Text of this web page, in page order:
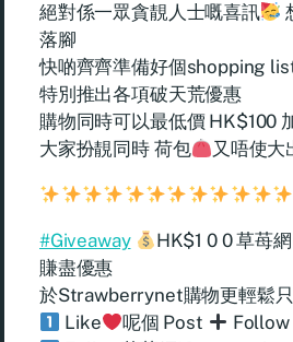
絕對係一眾貪靚人士嘅喜訊
落腳
快啲齊齊準備好個shopping
特別推出各項破天荒優惠
購物同時可以最低價 HK$100
大家扮靚同時 荷包
又唔使大
#Giveaway HK$1 0 0 草苺網
賺盡優惠
於Strawberrynet購物更輕鬆只
Like
呢個 Post Follow